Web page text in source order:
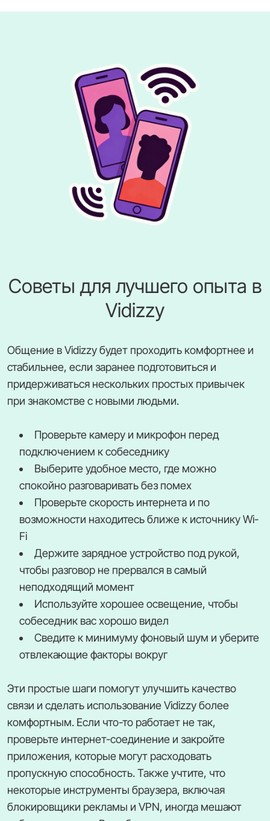
Советы для лучшего опыта в
Vidizzy
Общение в Vidizzy будет проходить комфортнее и
стабильнее, если заранее подготовиться и
придерживаться нескольких простых привычек
при знакомстве с новыми людьми.
Проверьте камеру и микрофон перед
подключением к собеседнику
Выберите удобное место, где можно
спокойно разговаривать без помех
Проверьте скорость интернета и по
возможности находитесь ближе к источнику Wi-
Fi
Держите зарядное устройство под рукой,
чтобы разговор не прервался в самый
неподходящий момент
Используйте хорошее освещение, чтобы
собеседник вас хорошо видел
Сведите к минимуму фоновый шум и уберите
отвлекающие факторы вокруг
Эти простые шаги помогут улучшить качество
связи и сделать использование Vidizzy более
комфортным. Если что-то работает не так,
проверьте интернет-соединение и закройте
приложения, которые могут расходовать
пропускную способность. Также учтите, что
некоторые инструменты браузера, включая
блокировщики рекламы и VPN, иногда мешают